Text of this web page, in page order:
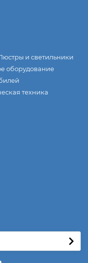
и светильники
оборудование
техника